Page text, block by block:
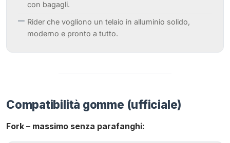
con bagagli.
Rider che vogliono un telaio in alluminio solido,
moderno e pronto a tutto.
Compatibilità gomme (ufficiale)
Fork – massimo senza parafanghi: